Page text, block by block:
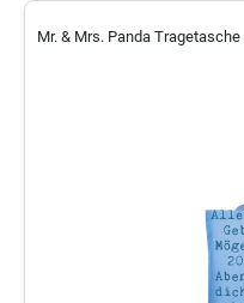
Mr. & Mrs. Panda